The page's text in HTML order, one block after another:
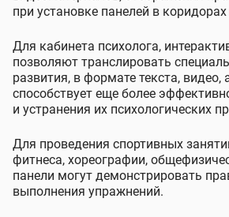
при установке панелей в
Для кабинета психолога,
позволяют транслировать
развития, в формате текста, видео,
способствует еще более
и устранения их психологических
Для проведения спортивных
фитнеса, хореографии,
панели могут демонстрировать
выполнения упражнений.